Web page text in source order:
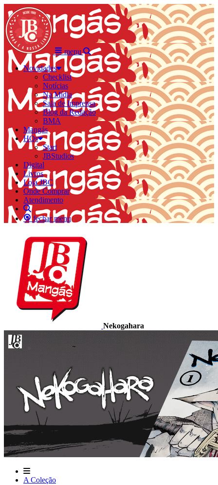
menu
Novidades
Checklist
Notícias
Na Mídia
Sala de Imprensa
Blog da Redação
BMA
Mangás
HQs
Start
JBStudios
Digital
Livros
Loja JBC
Onde Comprar
Atendimento
fechar menu
Nekogahara
A Coleção